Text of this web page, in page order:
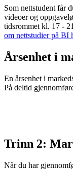
Som nettstudent får
videoer og
tidsrommet kl. 17 -
om nettstudier på BI
Årsenhet i
En årsenhet i
På deltid
Trinn 2:
Når du har